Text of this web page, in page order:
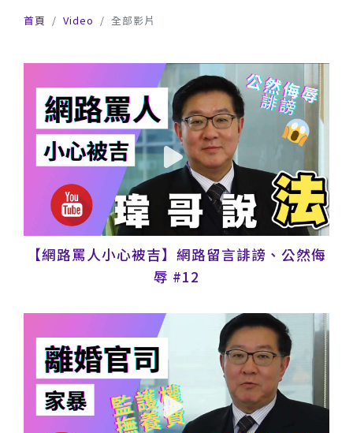
Podcast
首頁 Video 全部影片
【網路罵人小心被吉】網路留言誹謗、公然侮
辱 #12